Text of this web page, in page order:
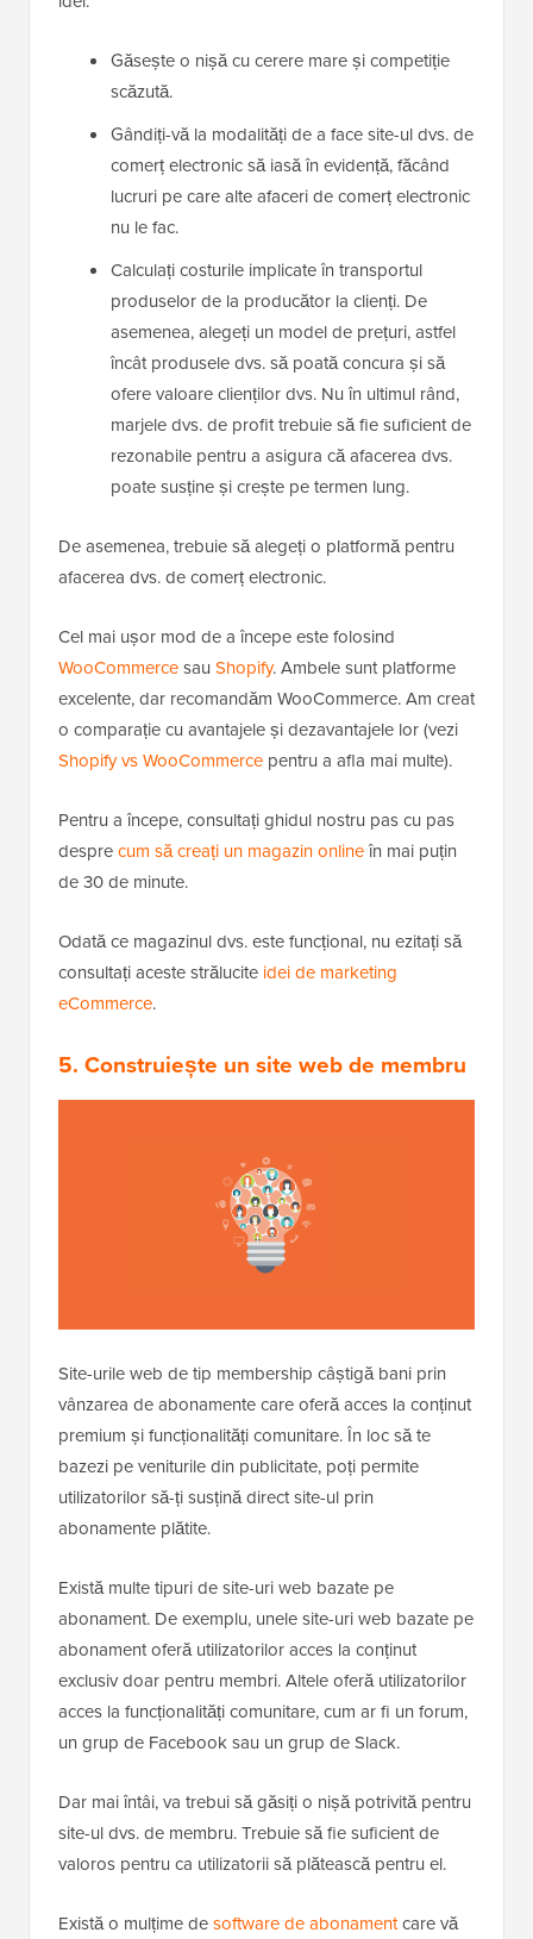
Găsește o nișă cu cerere mare și competiție
scăzută.
Gândiți-vă la modalități de a face site-ul dvs. de
comerț electronic să iasă în evidență, făcând
lucruri pe care alte afaceri de comerț electronic
nu le fac.
Calculați costurile implicate în transportul
produselor de la producător la clienți. De
asemenea, alegeți un model de prețuri, astfel
încât produsele dvs. să poată concura și să
ofere valoare clienților dvs. Nu în ultimul rând,
marjele dvs. de profit trebuie să fie suficient de
rezonabile pentru a asigura că afacerea dvs.
poate susține și crește pe termen lung.
De asemenea, trebuie să alegeți o platformă pentru
afacerea dvs. de comerț electronic.
Cel mai ușor mod de a începe este folosind
WooCommercesau Shopify. Ambele sunt platforme
excelente, dar recomandăm WooCommerce. Am creat
o comparație cu avantajele și dezavantajele lor (vezi
Shopify vs WooCommerce pentru a afla mai multe).
Pentru a începe, consultați ghidul nostru pas cu pas
desprecum să creați un magazin onlineîn mai puțin
de 30 de minute.
Odată ce magazinul dvs. este funcțional, nu ezitați să
consultați aceste strălucite idei de marketing
eCommerce.
5. Construiește un site web de membru
Site-urile web de tip membership câștigă bani prin
vânzarea de abonamente care oferă acces la conținut
premium și funcționalități comunitare. În loc să te
bazezi pe veniturile din publicitate, poți permite
utilizatorilor să-ți susțină direct site-ul prin
abonamente plătite.
Există multe tipuri de site-uri web bazate pe
abonament. De exemplu, unele site-uri web bazate pe
abonament oferă utilizatorilor acces la conținut
exclusiv doar pentru membri. Altele oferă utilizatorilor
acces la funcționalități comunitare, cum ar fi un forum,
un grup de Facebook sau un grup de Slack.
Dar mai întâi, va trebui să găsiți o nișă potrivită pentru
site-ul dvs. de membru. Trebuie să fie suficient de
valoros pentru ca utilizatorii să plătească pentru el.
Există o mulțime desoftware de abonamentcare vă